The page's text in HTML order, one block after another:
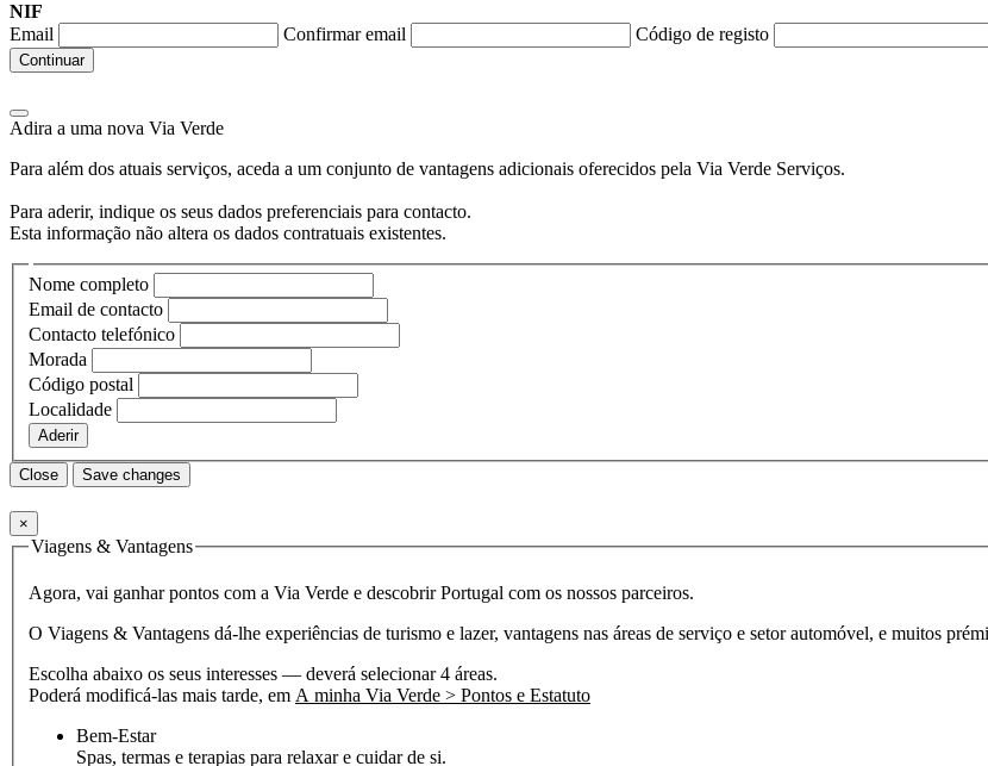
NIF
Email
Confirmar email Código de registo
Continuar
Adira a uma nova Via Verde
Para além dos atuais serviços, aceda a um conjunto de vantagens adicionais oferecidos pela Via Verde Serviços.
Para aderir, indique os seus dados preferenciais para contacto.
Esta informação não altera os dados contratuais existentes.
Nome completo
Email de contacto
Contacto telefónico
Morada
Código postal
Localidade
Aderir
Close Save changes
×
Viagens & Vantagens
Agora, vai ganhar pontos com a Via Verde e descobrir Portugal com os nossos parceiros.
O Viagens & Vantagens dá-lhe experiências de turismo e lazer, vantagens nas áreas de serviço e setor automóvel, e muitos
Escolha abaixo os seus interesses — deverá selecionar 4 áreas.
Poderá modificá-las mais tarde, em A minha Via Verde > Pontos e Estatuto
Bem-Estar
Spas, termas e terapias para relaxar e cuidar de si.